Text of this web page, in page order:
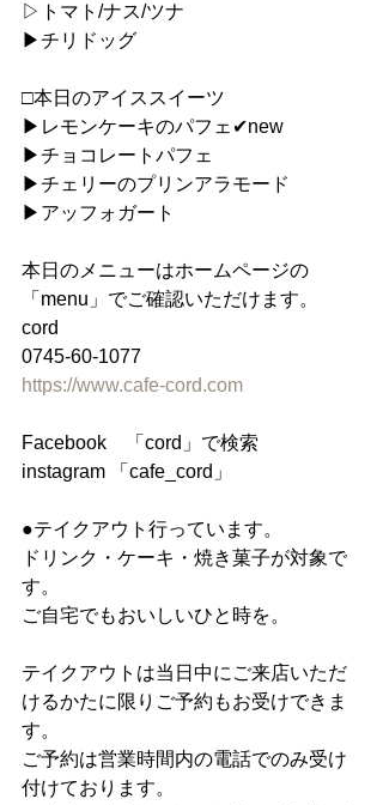
▷トマト/ナス/ツナ
▶︎チリドッグ
□本日のアイススイーツ
▶︎レモンケーキのパフェ✔︎new
▶︎チョコレートパフェ
▶︎チェリーのプリンアラモード
▶︎アッフォガート
本日のメニューはホームページの
「menu」でご確認いただけます。
cord
0745-60-1077
https://www.cafe-cord.com
Facebook　「cord」で検索
instagram 「cafe_cord」
●テイクアウト行っています。
ドリンク・ケーキ・焼き菓子が対象で
す。
ご自宅でもおいしいひと時を。
テイクアウトは当日中にご来店いただ
けるかたに限りご予約もお受けできま
す。
ご予約は営業時間内の電話でのみ受け
付けております。